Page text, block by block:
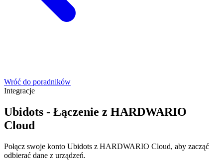
Wróć do poradników
Integracje
Ubidots - Łączenie z HARDWARIO
Cloud
Połącz swoje konto Ubidots z HARDWARIO Cloud, aby zacząć
odbierać dane z urządzeń.